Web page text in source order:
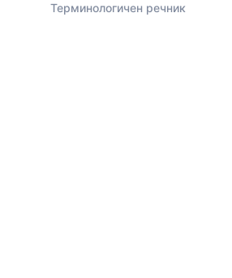
Терминологичен речник